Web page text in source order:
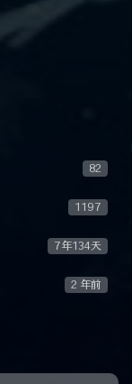
82
1197
7年134天
2 年前